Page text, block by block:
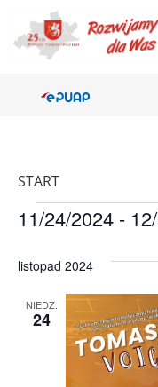
START
11/24/2024 -
listopad 2024
NIEDZ.
24